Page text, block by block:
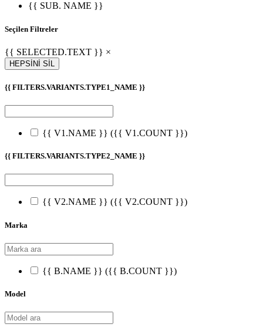
{{ SUB. NAME }}
Seçilen Filtreler
{{ SELECTED.TEXT }} ×
HEPSİNİ SİL
{{ FILTERS.VARIANTS.TYPE1_NAME }}
{{ V1.NAME }} ({{ V1.COUNT }})
{{ FILTERS.VARIANTS.TYPE2_NAME }}
{{ V2.NAME }} ({{ V2.COUNT }})
Marka
{{ B.NAME }} ({{ B.COUNT }})
Model